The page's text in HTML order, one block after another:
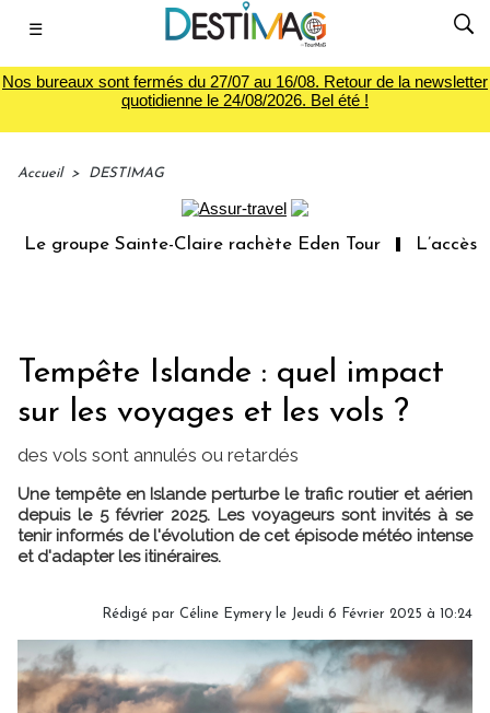
☰
Nos bureaux sont fermés du 27/07 au 16/08. Retour de la newsletter
quotidienne le 24/08/2026. Bel été !
Accueil > DESTIMAG
Le groupe Sainte-Claire rachète Eden Tour L’accès
Tempête Islande : quel impact
sur les voyages et les vols ?
des vols sont annulés ou retardés
Une tempête en Islande perturbe le trafic routier et aérien
depuis le 5 février 2025. Les voyageurs sont invités à se
tenir informés de l'évolution de cet épisode météo intense
et d'adapter les itinéraires.
Rédigé par Céline Eymery le Jeudi 6 Février 2025 à 10:24